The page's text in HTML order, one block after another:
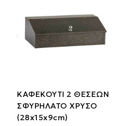
ΚΑΦΕΚΟΥΤΙ 2 ΘΕΣΕΩΝ
ΣΦΥΡΗΛΑΤΟ ΧΡΥΣΟ
(28x15x9cm)